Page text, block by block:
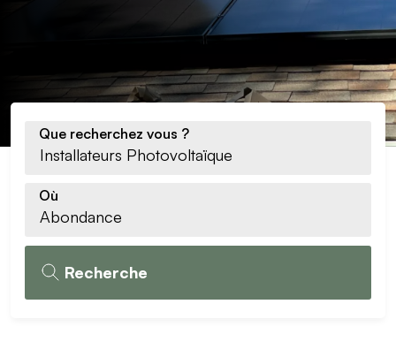
Que recherchez vous ?
Où
Recherche